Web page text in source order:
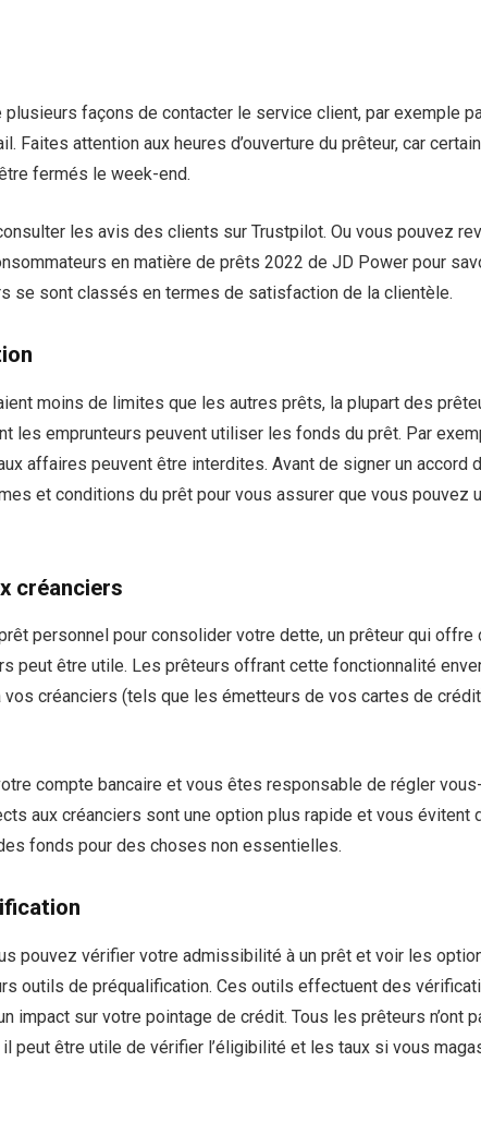
façons de contacter le service client, par exemple
Faites attention aux heures d’ouverture du prêteur, car
fermés le week-end.
les avis des clients sur Trustpilot. Ou vous pouvez
en matière de prêts 2022 de JD Power pour
se sont classés en termes de satisfaction de la clientèle.
moins de limites que les autres prêts, la plupart des
les emprunteurs peuvent utiliser les fonds du prêt. Par
affaires peuvent être interdites. Avant de signer un accord
et conditions du prêt pour vous assurer que vous pouvez
créanciers
personnel pour consolider votre dette, un prêteur qui offre
peut être utile. Les prêteurs offrant cette fonctionnalité
créanciers (tels que les émetteurs de vos cartes de
compte bancaire et vous êtes responsable de régler
aux créanciers sont une option plus rapide et vous évitent
fonds pour des choses non essentielles.
pouvez vérifier votre admissibilité à un prêt et voir les
outils de préqualification. Ces outils effectuent des
impact sur votre pointage de crédit. Tous les prêteurs n’ont
peut être utile de vérifier l’éligibilité et les taux si vous